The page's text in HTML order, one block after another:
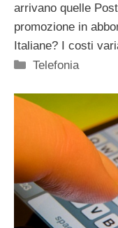
arrivano quelle
promozione in
Italiane? I costi
Categorie
Telefonia